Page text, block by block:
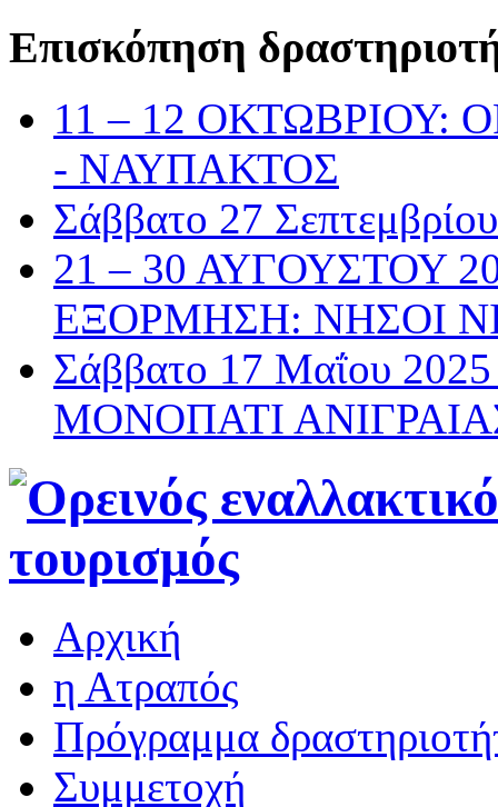
Επισκόπηση
11 – 12 ΟΚΤΩΒΡΙΟΥ:
- ΝΑΥΠΑΚΤΟΣ
Σάββατο 27
21 – 30 ΑΥΓΟΥΣΤΟΥ
ΕΞΟΡΜΗΣΗ: ΝΗΣΟΙ
Σάββατο 17 Μαΐου
ΜΟΝΟΠΑΤΙ
Αρχική
η Ατραπός
Πρόγραμμα
Συμμετοχή